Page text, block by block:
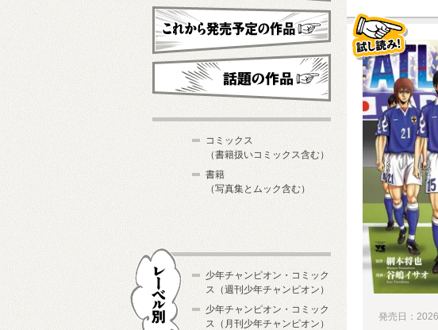
試し読み！
発売日：
新刊・近刊
これから発売予定
コミックス
（書籍扱いコミックス含む）
書籍
（写真集とムック含む）
少年チャンピオン・コミック
ス（週刊少年チャンピオン）
少年チャンピオン・コミック
ス（月刊少年チャンピオン）